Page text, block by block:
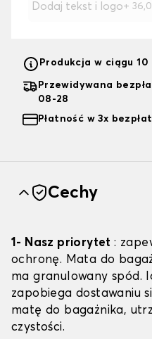
Dodaj tekst i logo+
Produkcja w ciągu
Przewidywana
08-28
Płatność w 3x
Cechy
1- Nasz priorytet:
ochronę. Mata do
ma granulowany spód.
zapobiega dostawaniu
matę do bagażnika,
czystości.